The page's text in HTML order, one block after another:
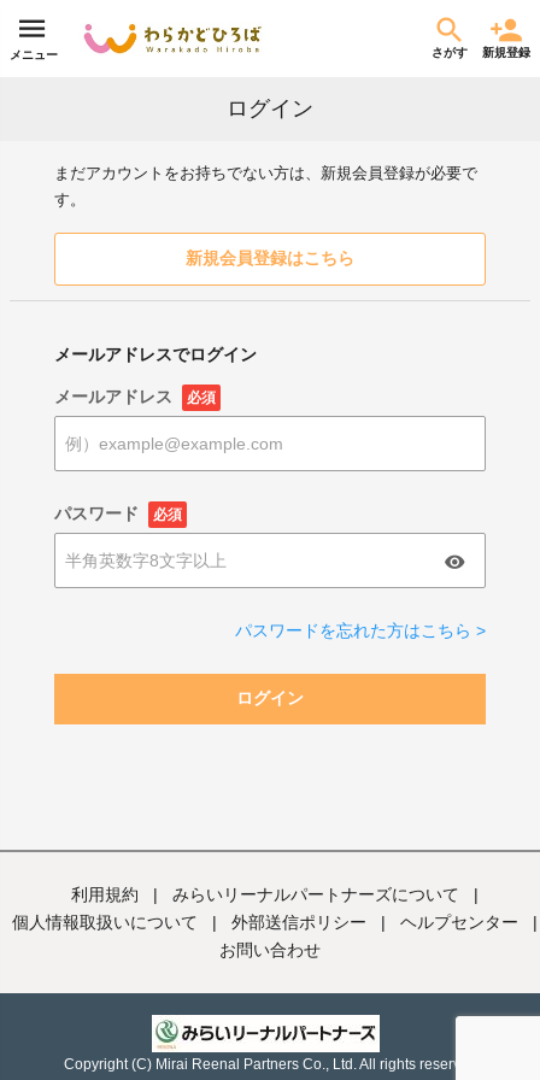
メニュー さがす 新規登録
ログイン
まだアカウントをお持ちでない方は、新規会員登録が必要で
す。
新規会員登録はこちら
メールアドレスでログイン
メールアドレス 必須
パスワード 必須
パスワードを忘れた方はこちら >
ログイン
利用規約 | みらいリーナルパートナーズについて
|
個人情報取扱いについて
| 外部送信ポリシー | ヘルプセンター
|
お問い合わせ
Copyright (C) Mirai Reenal Partners Co., Ltd. All rights reserved